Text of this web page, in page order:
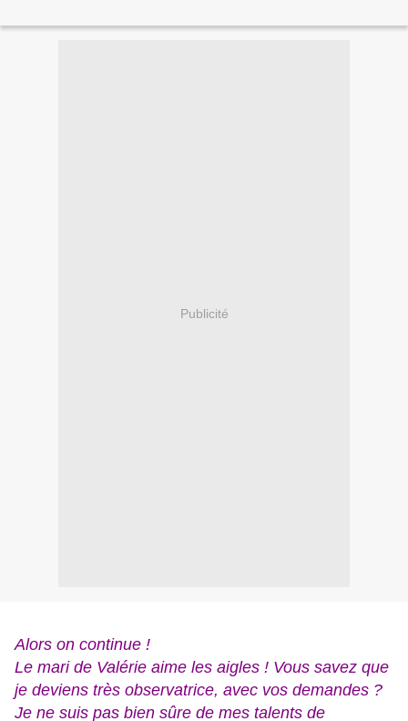
Publicité
Alors on continue !
Le mari de Valérie aime les aigles ! Vous savez que
je deviens très observatrice, avec vos demandes ?
Je ne suis pas bien sûre de mes talents de